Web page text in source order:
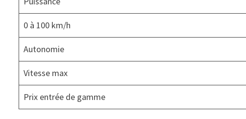
0 à 100 km/h
Autonomie
Vitesse max
Prix entrée de gamme